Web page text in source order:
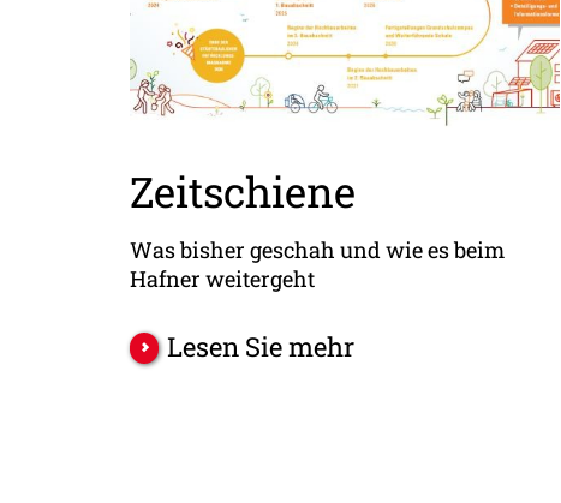
Zeitschiene
Was bisher geschah und wie es beim
Hafner weitergeht
Lesen Sie mehr